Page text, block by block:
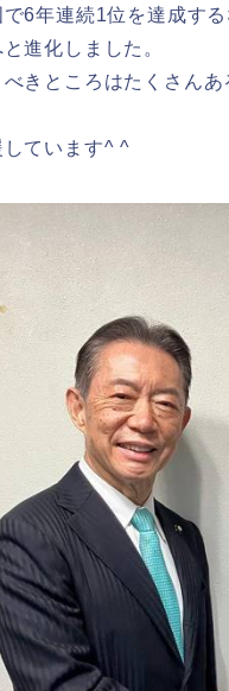
で6年連続1位を達成す
進化しました。
きところはたくさん
ています^ ^